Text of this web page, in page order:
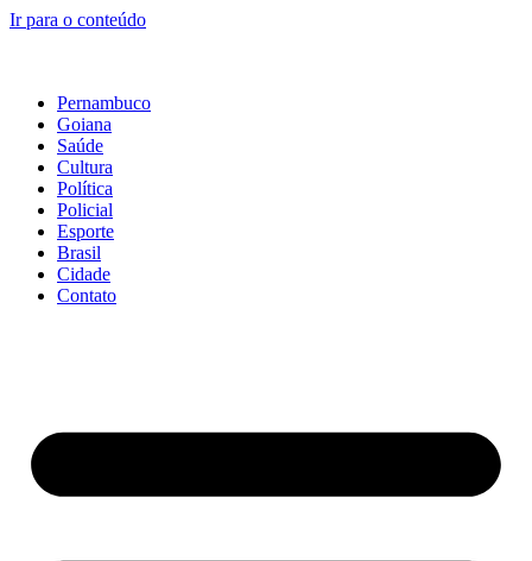
Ir para o conteúdo
Pernambuco
Goiana
Saúde
Cultura
Política
Policial
Esporte
Brasil
Cidade
Contato